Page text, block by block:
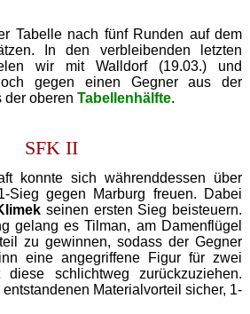
Tabelle nach fünf Runden auf dem
In den verbleibenden letzten
wir mit Walldorf (19.03.) und
gegen einen Gegner aus der
der oberen Tabellenhälfte.
SFK II
konnte sich währenddessen über
Sieg gegen Marburg freuen. Dabei
seinen ersten Sieg beisteuern.
gelang es Tilman, am Damenflügel
zu gewinnen, sodass der Gegner
eine angegriffene Figur für zwei
diese schlichtweg zurückzuziehen.
Materialvorteil sicher, 1-